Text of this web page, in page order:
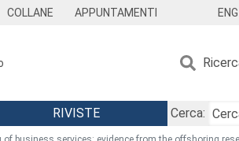
COLLANE APPUNTAMENTI ENG
RIVISTE
Cerca: